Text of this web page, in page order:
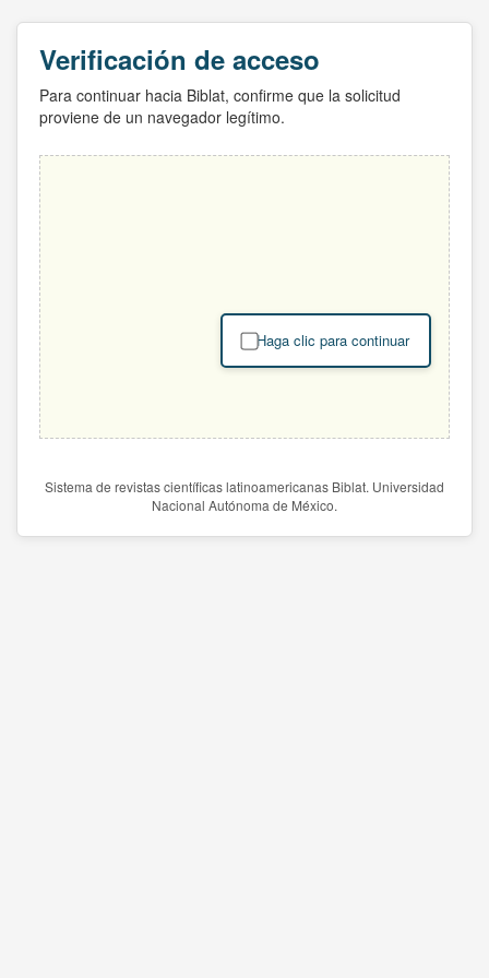
Verificación de acceso
Para continuar hacia Biblat, confirme que la solicitud
proviene de un navegador legítimo.
Haga clic para continuar
Sistema de revistas científicas latinoamericanas Biblat. Universidad
Nacional Autónoma de México.